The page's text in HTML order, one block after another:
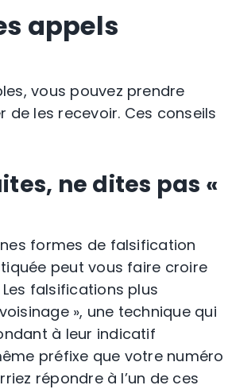
appels
vous pouvez prendre
les recevoir. Ces conseils
ne dites pas «
formes de falsification
peut vous faire croire
falsifications plus
», une technique qui
à leur indicatif
préfixe que votre numéro
répondre à l’un de ces